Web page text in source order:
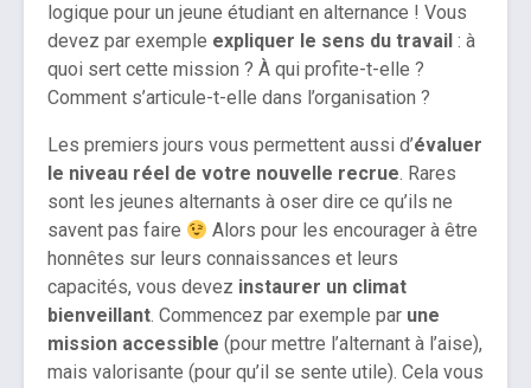
logique pour un jeune étudiant en alternance ! Vous
devez par exemple expliquer le sens du travail : à
quoi sert cette mission ? À qui profite-t-elle ?
Comment s’articule-t-elle dans l’organisation ?
Les premiers jours vous permettent aussi d’évaluer
le niveau réel de votre nouvelle recrue. Rares
sont les jeunes alternants à oser dire ce qu’ils ne
savent pas faire
Alors pour les encourager à être
honnêtes sur leurs connaissances et leurs
capacités, vous devez instaurer un climat
bienveillant. Commencez par exemple par une
mission accessible (pour mettre l’alternant à l’aise),
mais valorisante (pour qu’il se sente utile). Cela vous